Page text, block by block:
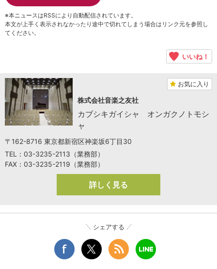
※本ニュースはRSSにより自動配信されています。
本文が上手く表示されなかったり途中で切れてしまう場合はリンク元を参照し
てください。
いいね！
お気に入り
株式会社音楽之友社
カブシキガイシャ オンガクノトモシ
ャ
〒162-8716 東京都新宿区神楽坂6丁目30
TEL：03-3235-2113（業務部）
FAX：03-3235-2119（業務部）
詳しく見る
シェアする